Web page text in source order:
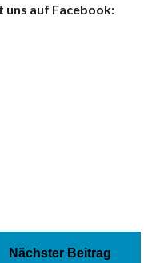
uns auf Facebook:
Nächster Beitrag